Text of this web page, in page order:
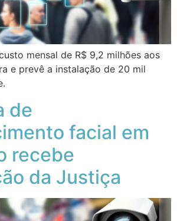
mensal de R$ 9,2 milhões aos
e prevê a instalação de 20 mil
de
facial em
recebe
da Justiça